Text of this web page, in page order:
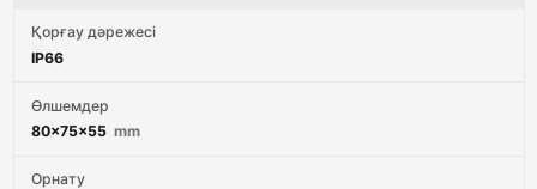
Қорғау дәрежесі
IP66
Өлшемдер
80x75x55 mm
Орнату